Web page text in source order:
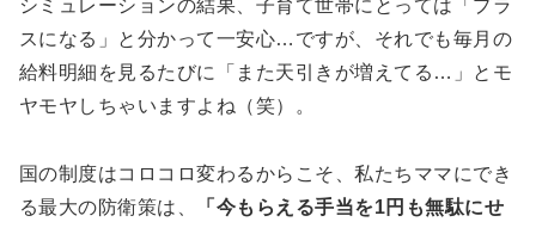
シミュレーションの結果、子育て世帯にとっては「プラ
スになる」と分かって一安心…ですが、それでも毎月の
給料明細を見るたびに「また天引きが増えてる…」とモ
ヤモヤしちゃいますよね（笑）。
国の制度はコロコロ変わるからこそ、私たちママにでき
る最大の防衛策は、
「今もらえる手当を1円も無駄にせ